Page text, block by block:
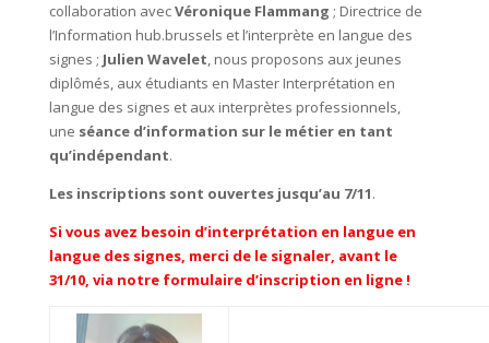
collaboration avecVéronique Flammang ; Directrice de
l’Information hub.brussels et l’interprète en langue des
signes ; Julien Wavelet, nous proposons aux jeunes
diplômés, aux étudiants en Master Interprétation en
langue des signes et aux interprètes professionnels,
une séance d’information sur le métier en tant
qu’indépendant.
Les inscriptions sont ouvertes jusqu’au 7/11.
Si vous avez besoin d’interprétation en langue en
langue des signes, merci de le signaler, avant le
31/10, via notre formulaire d’inscription en ligne !